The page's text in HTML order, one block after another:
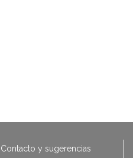
Contacto y sugerencias